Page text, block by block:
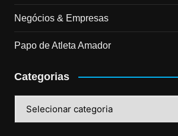
Negócios & Empresas
Papo de Atleta Amador
Categorias